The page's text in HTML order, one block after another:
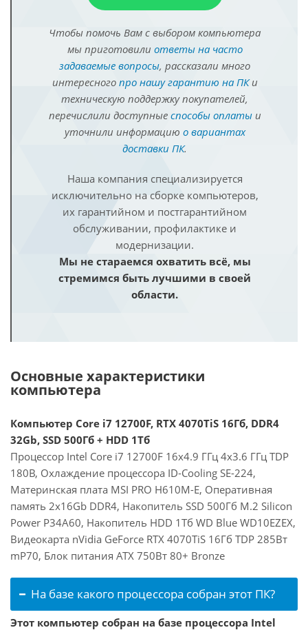
Чтобы помочь Вам с выбором компьютера
мы приготовили ответы на часто
задаваемые вопросы, рассказали много
интересного про нашу гарантию на ПКи
техническую поддержку покупателей,
перечислили доступные способы оплатыи
уточнили информацию о вариантах
доставки ПК.
Наша компания специализируется
исключительно на сборке компьютеров,
их гарантийном и постгарантийном
обслуживании, профилактике и
модернизации.
Мы не стараемся охватить всё, мы
стремимся быть лучшими в своей
области.
Основные характеристики
компьютера
Компьютер Core i7 12700F, RTX 4070TiS 16Гб, DDR4
32Gb, SSD 500Гб + HDD 1Тб
Процессор Intel Core i7 12700F 16x4.9 ГГц 4x3.6 ГГц TDP
180В, Охлаждение процессора ID-Cooling SE-224,
Материнская плата MSI PRO H610M-E, Оперативная
память 2x16Gb DDR4, Накопитель SSD 500Гб M.2 Silicon
Power P34A60, Накопитель HDD 1Тб WD Blue WD10EZEX,
Видеокарта nVidia GeForce RTX 4070TiS 16Гб TDP 285Вт
mP70, Блок питания ATX 750Вт 80+ Bronze
На базе какого процессора собран этот ПК?
Этот компьютер собран на базе процессора Intel